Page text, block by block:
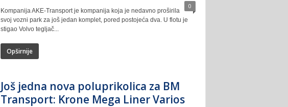
0
Kompanija AKE-Transport je kompanija koja je nedavno proširila
svoj vozni park za još jedan komplet, pored postojeća dva. U flotu je
stigao Volvo tegljač...
Opširnije
Još jedna nova poluprikolica za BM
Transport: Krone Mega Liner Varios